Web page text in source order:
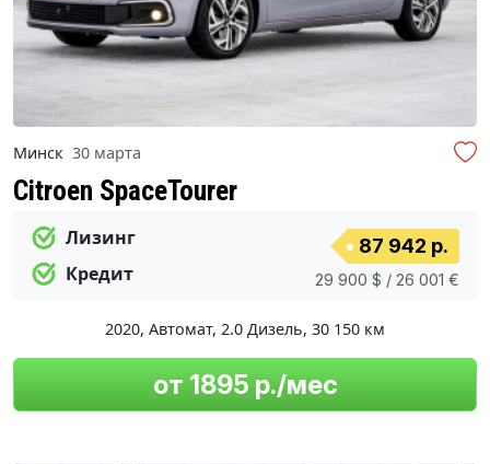
Минск 30 марта
Citroen SpaceTourer
Лизинг
Кредит
87 942 р.
29 900 $ / 26 001 €
2020, Автомат, 2.0 Дизель, 30 150 км
от 1895 р./мес